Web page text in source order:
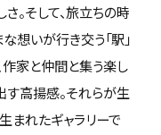
。そして、旅立ちの時
想いが行き交う「駅」
作家と仲間と集う楽し
す高揚感。それらが生
まれたギャラリーで